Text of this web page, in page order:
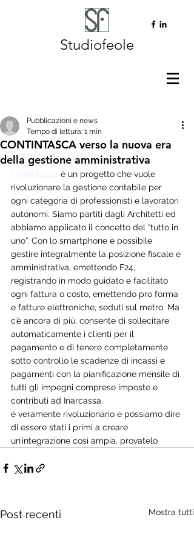
Studiofeole
CONTINTASCA verso la nuova era
della gestione amministrativa
Pubblicazioni e news
Tempo di lettura: 1 min
Contintasca è un progetto che vuole
rivoluzionare la gestione contabile per
ogni categoria di professionisti e lavoratori
autonomi. Siamo partiti dagli Architetti ed
abbiamo applicato il concetto del “tutto in
uno”. Con lo smartphone è possibile
gestire integralmente la posizione fiscale e
amministrativa, emettendo F24,
registrando in modo guidato e facilitato
ogni fattura o costo, emettendo pro forma
e fatture elettroniche, seduti sul metro. Ma
c’è ancora di più, consente di sollecitare
automaticamente i clienti per il
pagamento e di tenere completamente
sotto controllo le scadenze di incassi e
pagamenti con la pianificazione mensile di
tutti gli impegni comprese imposte e
contributi ad Inarcassa.
è veramente rivoluzionario e possiamo dire
di essere stati i primi a creare
un’integrazione così ampia, provatelo
Post recenti Mostra tutti